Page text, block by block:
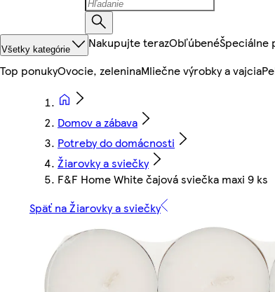
Všetky kategórie Nakupujte terazObľúbenéŠpeciálne
Top ponukyOvocie, zeleninaMliečne výrobky a vajcia
Domov a zábava
Potreby do domácnosti
Žiarovky a sviečky
F&F Home White čajová sviečka maxi 9 ks
Späť na Žiarovky a sviečky